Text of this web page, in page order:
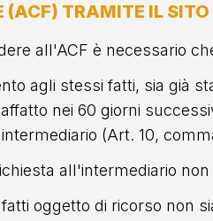
TRAMITE IL
all'ACF è necessario
agli stessi fatti, sia già
nei 60 giorni
(Art. 10,
all'intermediario
oggetto di ricorso non